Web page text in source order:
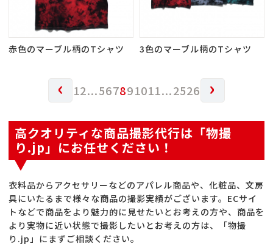
赤色のマーブル柄のTシャツ 3色のマーブル柄のTシャツ
‹ 12...567891011...2526 ›
高クオリティな商品撮影代行は「物撮
り.jp」にお任せください！
衣料品からアクセサリーなどのアパレル商品や、化粧品、文房
具にいたるまで様々な商品の撮影実績がございます。ECサイ
トなどで商品をより魅力的に見せたいとお考えの方や、商品を
より実物に近い状態で撮影したいとお考えの方は、「物撮
り.jp」にまずご相談ください。